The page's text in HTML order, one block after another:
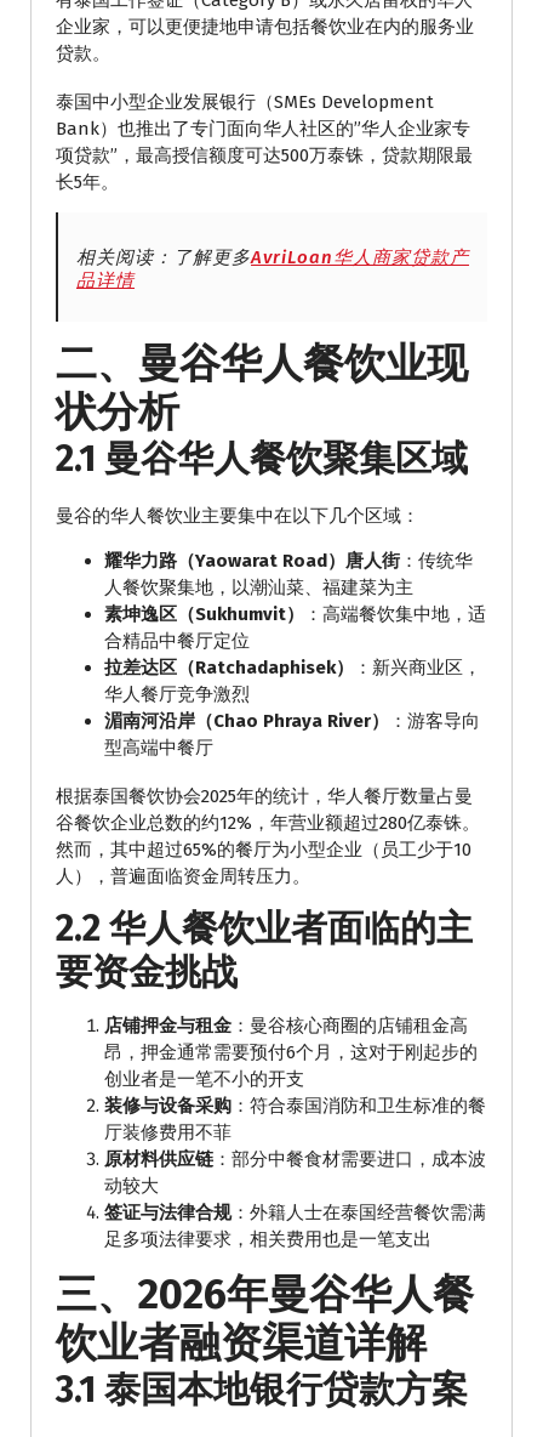
企业家，可以更便捷地申请包括餐饮业在内的服务业
贷款。
泰国中小型企业发展银行（SMEs Development
Bank）也推出了专门面向华人社区的”华人企业家专
项贷款”，最高授信额度可达500万泰铢，贷款期限最
长5年。
相关阅读：了解更多AvriLoan华人商家贷款产
品详情
二、曼谷华人餐饮业现
状分析
2.1 曼谷华人餐饮聚集区域
曼谷的华人餐饮业主要集中在以下几个区域：
耀华力路（Yaowarat Road）唐人街 ：传统华
人餐饮聚集地，以潮汕菜、福建菜为主
素坤逸区（Sukhumvit）
：高端餐饮集中地，适
合精品中餐厅定位
拉差达区（Ratchadaphisek）
：新兴商业区，
华人餐厅竞争激烈
湄南河沿岸（Chao Phraya River）
：游客导向
型高端中餐厅
根据泰国餐饮协会2025年的统计，华人餐厅数量占曼
谷餐饮企业总数的约12%，年营业额超过280亿泰铢。
然而，其中超过65%的餐厅为小型企业（员工少于10
人），普遍面临资金周转压力。
2.2 华人餐饮业者面临的主
要资金挑战
店铺押金与租金 ：曼谷核心商圈的店铺租金高
昂，押金通常需要预付6个月，这对于刚起步的
创业者是一笔不小的开支
装修与设备采购 ：符合泰国消防和卫生标准的餐
厅装修费用不菲
原材料供应链 ：部分中餐食材需要进口，成本波
动较大
签证与法律合规：外籍人士在泰国经营餐饮需满
足多项法律要求，相关费用也是一笔支出
三、2026年曼谷华人餐
饮业者融资渠道详解
3.1 泰国本地银行贷款方案